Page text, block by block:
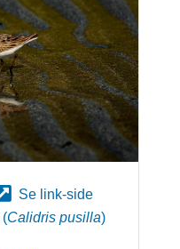
Se link-side
(Calidris pusilla)